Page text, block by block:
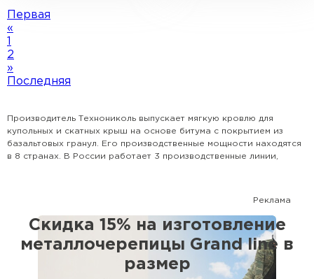
Первая
«
2
»
Последняя
Производитель Технониколь выпускает мягкую кровлю для
купольных и скатных крыш на основе битума с покрытием из
базальтовых гранул. Его производственные мощности находятся
в 8 странах. В России работает 3 производственные линии,
Интернет-магазин нашей компании предлагает купить гибкую
черепицу Технониколь Шинглас в Москве оптом и в розницу. Этот
материал обладает следующей структурой:
верхний слой состоит из базальтовой посыпки;
далее идет улучшенный битум;
Реклама
Скидка 15% на изготовление
металлочерепицы Grand line в
размер